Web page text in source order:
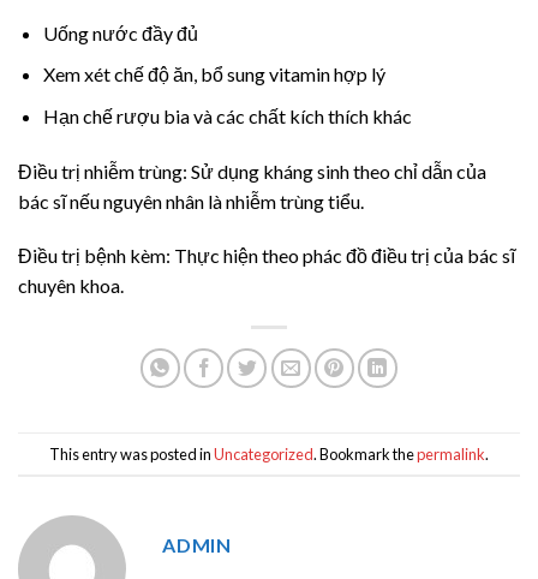
Uống nước đầy đủ
Xem xét chế độ ăn, bổ sung vitamin hợp lý
Hạn chế rượu bia và các chất kích thích khác
Điều trị nhiễm trùng: Sử dụng kháng sinh theo chỉ dẫn của
bác sĩ nếu nguyên nhân là nhiễm trùng tiểu.
Điều trị bệnh kèm: Thực hiện theo phác đồ điều trị của bác sĩ
chuyên khoa.
This entry was posted inUncategorized. Bookmark thepermalink.
ADMIN